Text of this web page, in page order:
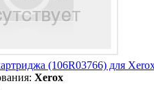
(106R03766) для
Xerox